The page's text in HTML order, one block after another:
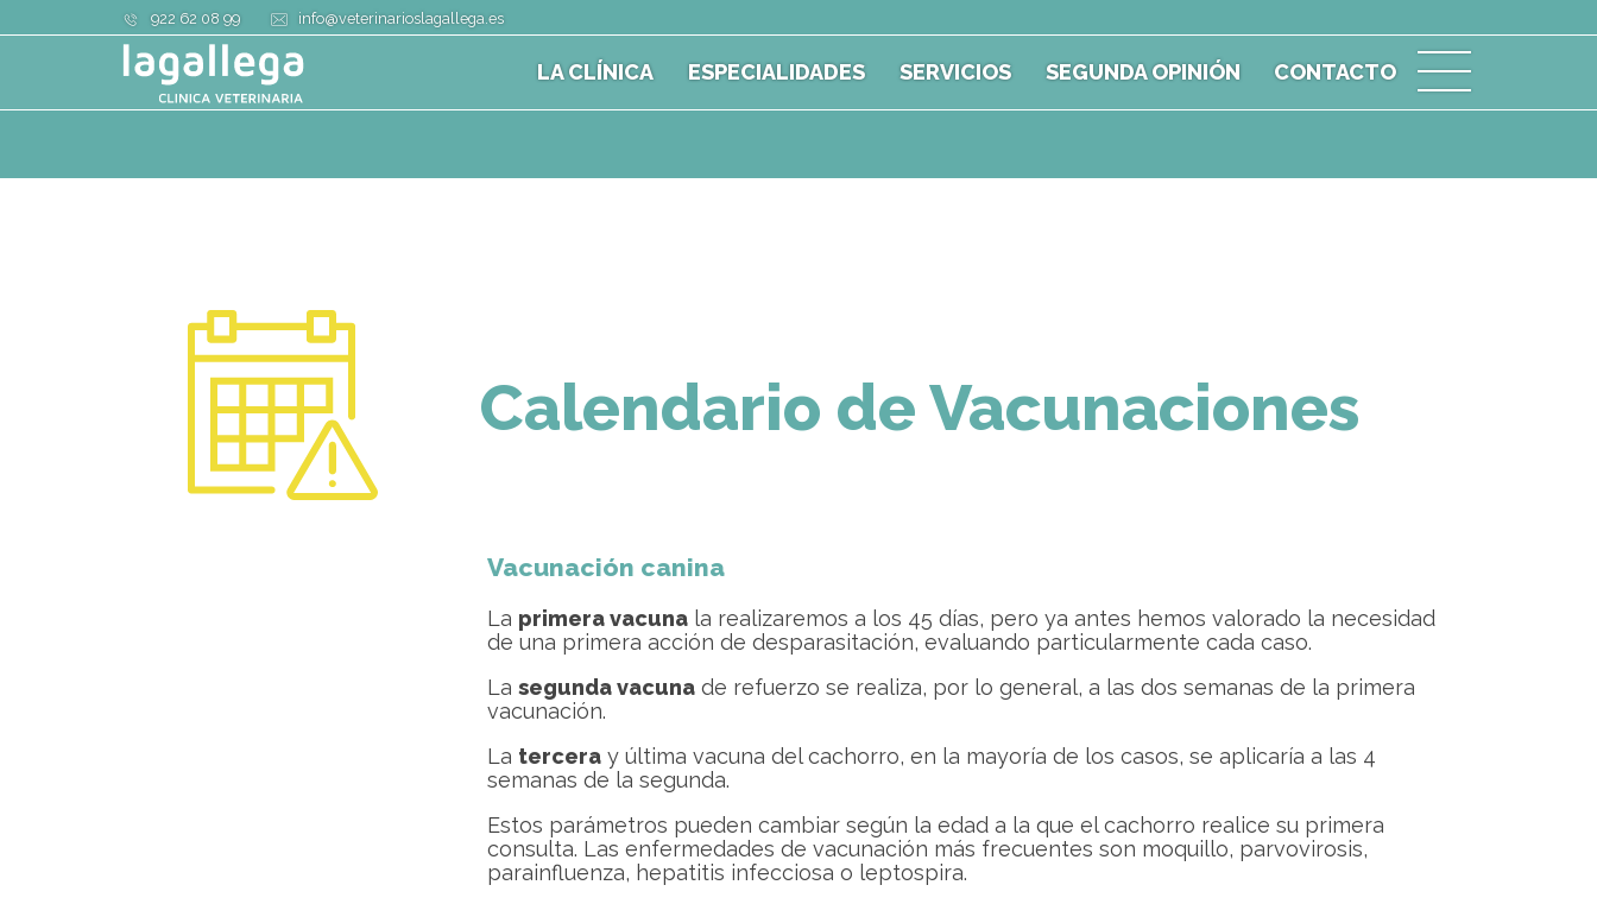
922 62 08 99 info@veterinarioslagallega.es
LA CLÍNICA ESPECIALIDADES SERVICIOS SEGUNDA OPINIÓN CONTACTO
Calendario de Vacunaciones
Vacunación canina
La primera vacunala realizaremos a los 45 días, pero ya antes hemos valorado la necesidad
de una primera acción de desparasitación, evaluando particularmente cada caso.
La segunda vacunade refuerzo se realiza, por lo general, a las dos semanas de la primera
vacunación.
La terceray última vacuna del cachorro, en la mayoría de los casos, se aplicaría a las 4
semanas de la segunda.
Estos parámetros pueden cambiar según la edad a la que el cachorro realice su primera
consulta. Las enfermedades de vacunación más frecuentes son moquillo, parvovirosis,
parainfluenza, hepatitis infecciosa o leptospira.